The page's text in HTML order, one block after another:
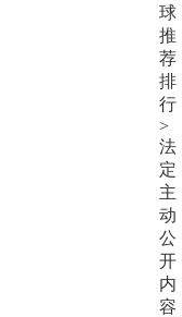
球
推
荐
排
行
>
法
定
主
动
公
开
内
容